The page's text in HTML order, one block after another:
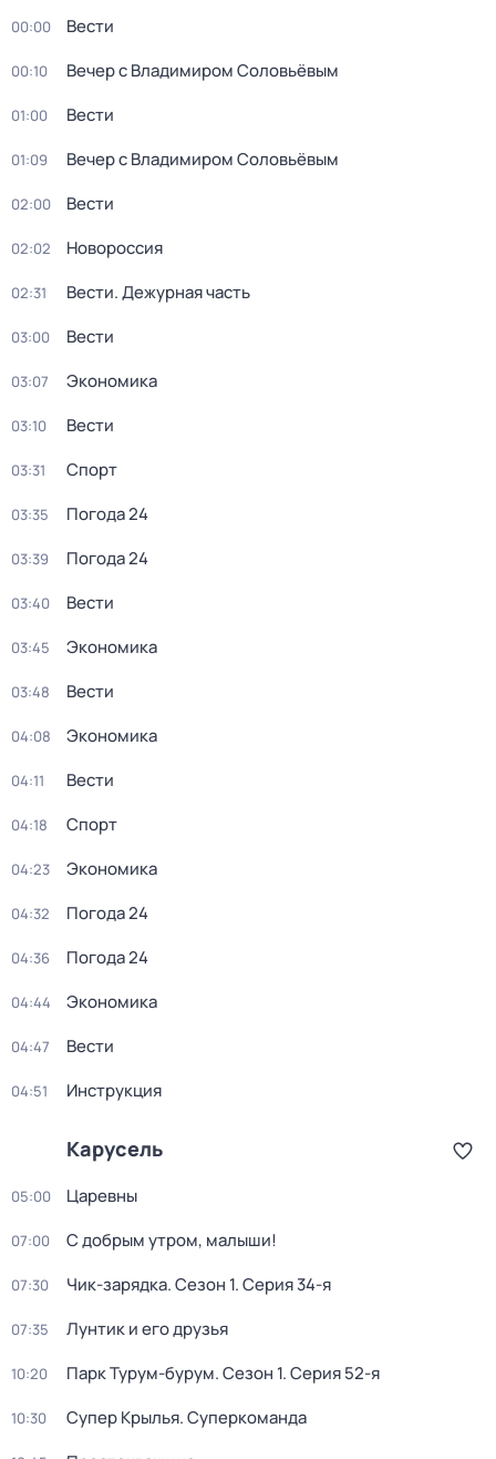
00:00 Вести
00:10 Вечер с Владимиром Соловьёвым
01:00 Вести
01:09 Вечер с Владимиром Соловьёвым
02:00 Вести
02:02 Новороссия
02:31 Вести. Дежурная часть
03:00 Вести
03:07 Экономика
03:10 Вести
03:31 Спорт
03:35 Погода 24
03:39 Погода 24
03:40 Вести
03:45 Экономика
03:48 Вести
04:08 Экономика
04:11 Вести
04:18 Спорт
04:23 Экономика
04:32 Погода 24
04:36 Погода 24
04:44 Экономика
04:47 Вести
04:51 Инструкция
Карусель
05:00 Царевны
07:00 С добрым утром, малыши!
07:30 Чик-зарядка. Сезон 1. Серия 34-я
07:35 Лунтик и его друзья
10:20 Парк Турум-бурум. Сезон 1. Серия 52-я
10:30 Супер Крылья. Суперкоманда